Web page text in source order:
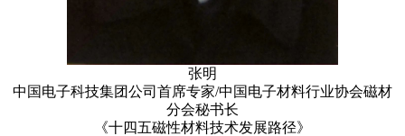
张明
中国电子科技集团公司首席专家/中国电子材料行业协会磁材
分会秘书长
《十四五磁性材料技术发展路径》